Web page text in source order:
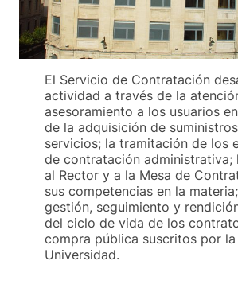
El Servicio de Contratación
actividad a través de la
asesoramiento a los usuarios
de la adquisición de
servicios; la tramitación de los
de contratación administrativa;
al Rector y a la Mesa de
sus competencias en la
gestión, seguimiento y
del ciclo de vida de los
compra pública suscritos por la
Universidad.